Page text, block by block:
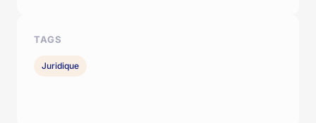
TAGS
Juridique